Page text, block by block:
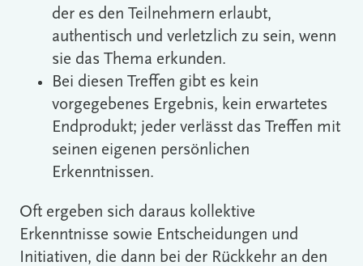
der es den Teilnehmern erlaubt,
authentisch und verletzlich zu sein, wenn
sie das Thema erkunden.
Bei diesen Treffen gibt es kein
vorgegebenes Ergebnis, kein erwartetes
Endprodukt; jeder verlässt das Treffen mit
seinen eigenen persönlichen
Erkenntnissen.
Oft ergeben sich daraus kollektive
Erkenntnisse sowie Entscheidungen und
Initiativen, die dann bei der Rückkehr an den